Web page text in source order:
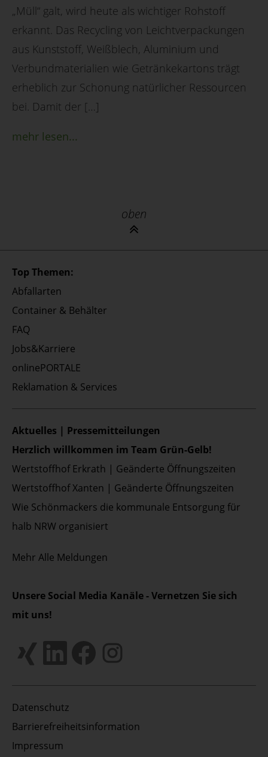
„Müll“ galt, wird heute als wichtiger Rohstoff
erkannt. Das Recycling von Leichtverpackungen
aus Kunststoff, Weißblech, Aluminium und
Verbundmaterialien wie Getränkekartons trägt
erheblich zur Schonung natürlicher Ressourcen
bei. Damit der […]
mehr lesen...
oben
Top Themen:
Abfallarten
Container & Behälter
FAQ
Jobs&Karriere
onlinePORTALE
Reklamation & Services
Datenschutz
Barrierefreiheitsinformation
Impressum
Aktuelles | Pressemitteilungen
Herzlich willkommen im Team Grün-Gelb!
Wertstoffhof Erkrath | Geänderte Öffnungszeiten
Wertstoffhof Xanten | Geänderte Öffnungszeiten
Wie Schönmackers die kommunale Entsorgung für
halb NRW organisiert
Mehr Alle Meldungen
Unsere Social Media Kanäle - Vernetzen Sie sich
mit uns!